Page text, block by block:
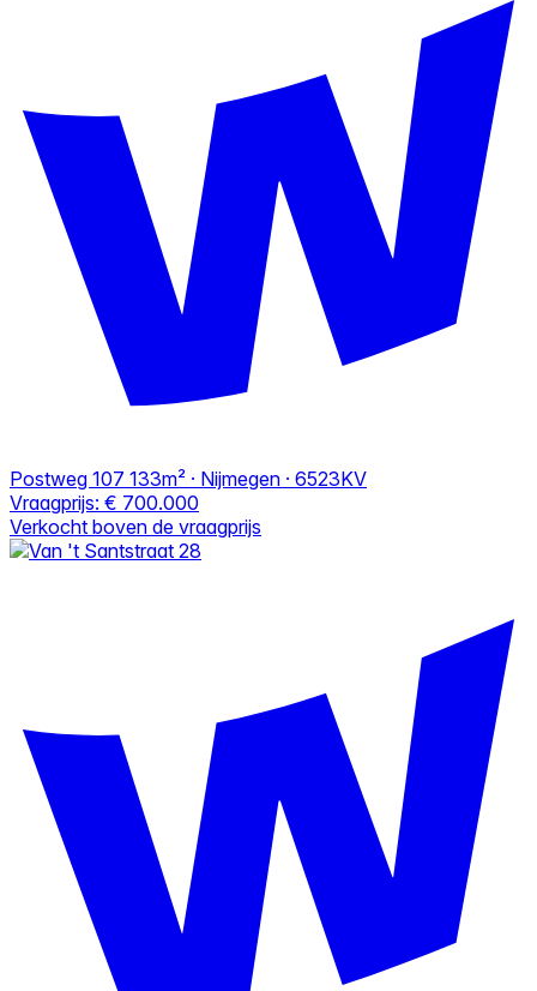
Postweg 107 133m² · Nijmegen · 6523KV
Vraagprijs: € 700.000
Verkocht boven de vraagprijs